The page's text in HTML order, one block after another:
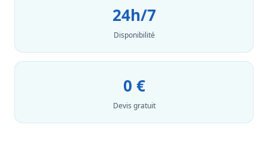
24h/7
Disponibilité
0 €
Devis gratuit